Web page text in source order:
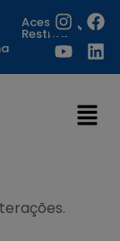
Acesso
Restrito